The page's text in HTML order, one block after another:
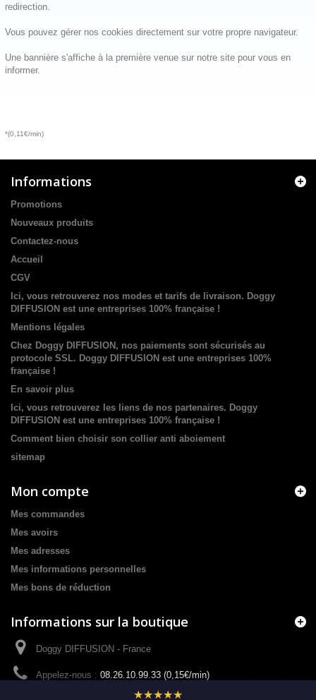
★★★★★
redirection.
Vous pouvez gérer nos cookies directement sur votre propre navigateur.
Une bannière s'affiche à la première venue sur notre site pour vous en
informer.
*(0,11€/min)
Informations
Promotions
Nouveaux produits
Contactez-nous
Accueil
CGV
Ici, vous retrouverez nos modes et tarifs de livraison. Doggy
DIFFUSION est une entreprises 100% française !
Mentions légales
Chez Doggy DIFFUSION, nos paiements sont sécurisés au
protocole SSL. Doggy DIFFUSION est une entreprises 100%
française !
En savoir plus
Ici, vous retrouverez les liens de nos partenaires. Doggy
DIFFUSION est une entreprises 100% française !
Comment bien choisir son collier anti aboiement
sitemap
Mon compte
Mes commandes
Mes avoirs
Mes adresses
Mes informations personnelles
Mes bons de réduction
Informations sur la boutique
Doggy DIFFUSION - France
Appelez-nous : 08.26.10.99.33 (0,15€/min)